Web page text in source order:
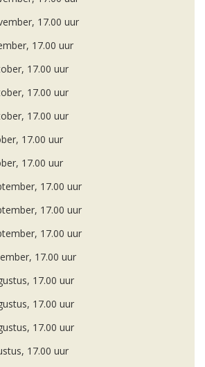
17.00 uur
17.00 uur
17.00 uur
17.00 uur
17.00 uur
17.00 uur
17.00 uur
17.00 uur
17.00 uur
17.00 uur
17.00 uur
17.00 uur
17.00 uur
17.00 uur
17.00 uur